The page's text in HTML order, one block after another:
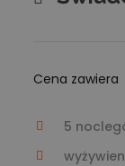
Cena zawiera
5